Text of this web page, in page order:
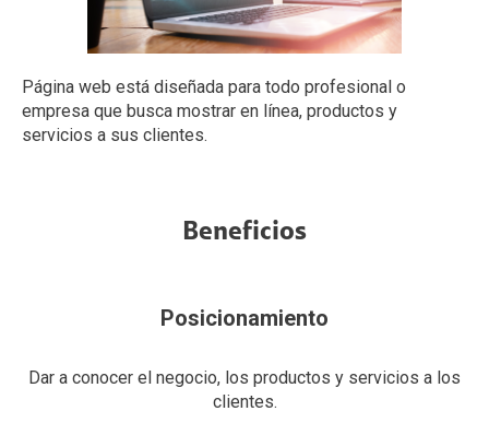
Página web está diseñada para todo profesional o
empresa que busca mostrar en línea, productos y
servicios a sus clientes.
Beneficios
Posicionamiento
Dar a conocer el negocio, los productos y servicios a los
clientes.